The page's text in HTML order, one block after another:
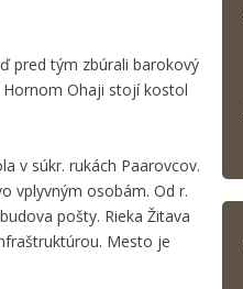
pred tým zbúrali barokový
Hornom Ohaji stojí kostol
v súkr. rukách Paarovcov.
vplyvným osobám. Od r.
pošty. Rieka Žitava
Mesto je